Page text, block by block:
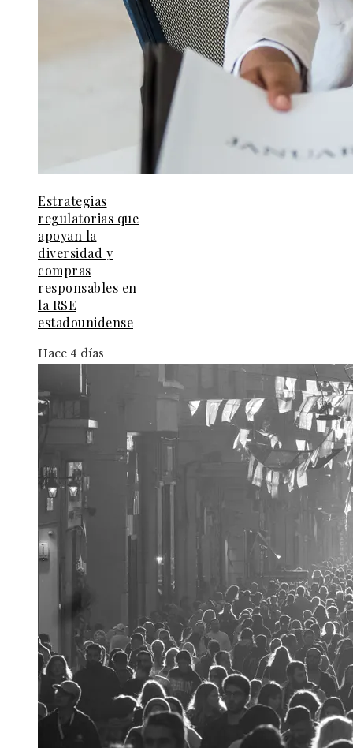
Estrategias
regulatorias que
apoyan la
diversidad y
compras
responsables en
la RSE
estadounidense
Hace 4 días